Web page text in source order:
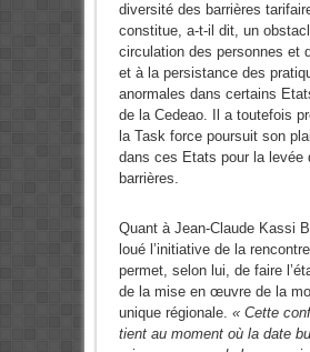
diversité des barrières
constitue, a-t-il dit, un
circulation des personnes et
et à la persistance des
anormales dans certains
de la Cedeao. Il a toutefois
la Task force poursuit son
dans ces Etats pour la levée
barrières.
Quant à Jean-Claude Kassi
loué l’initiative de la
permet, selon lui, de faire
de la mise en œuvre de la
unique régionale. « Cette
tient au moment où la date